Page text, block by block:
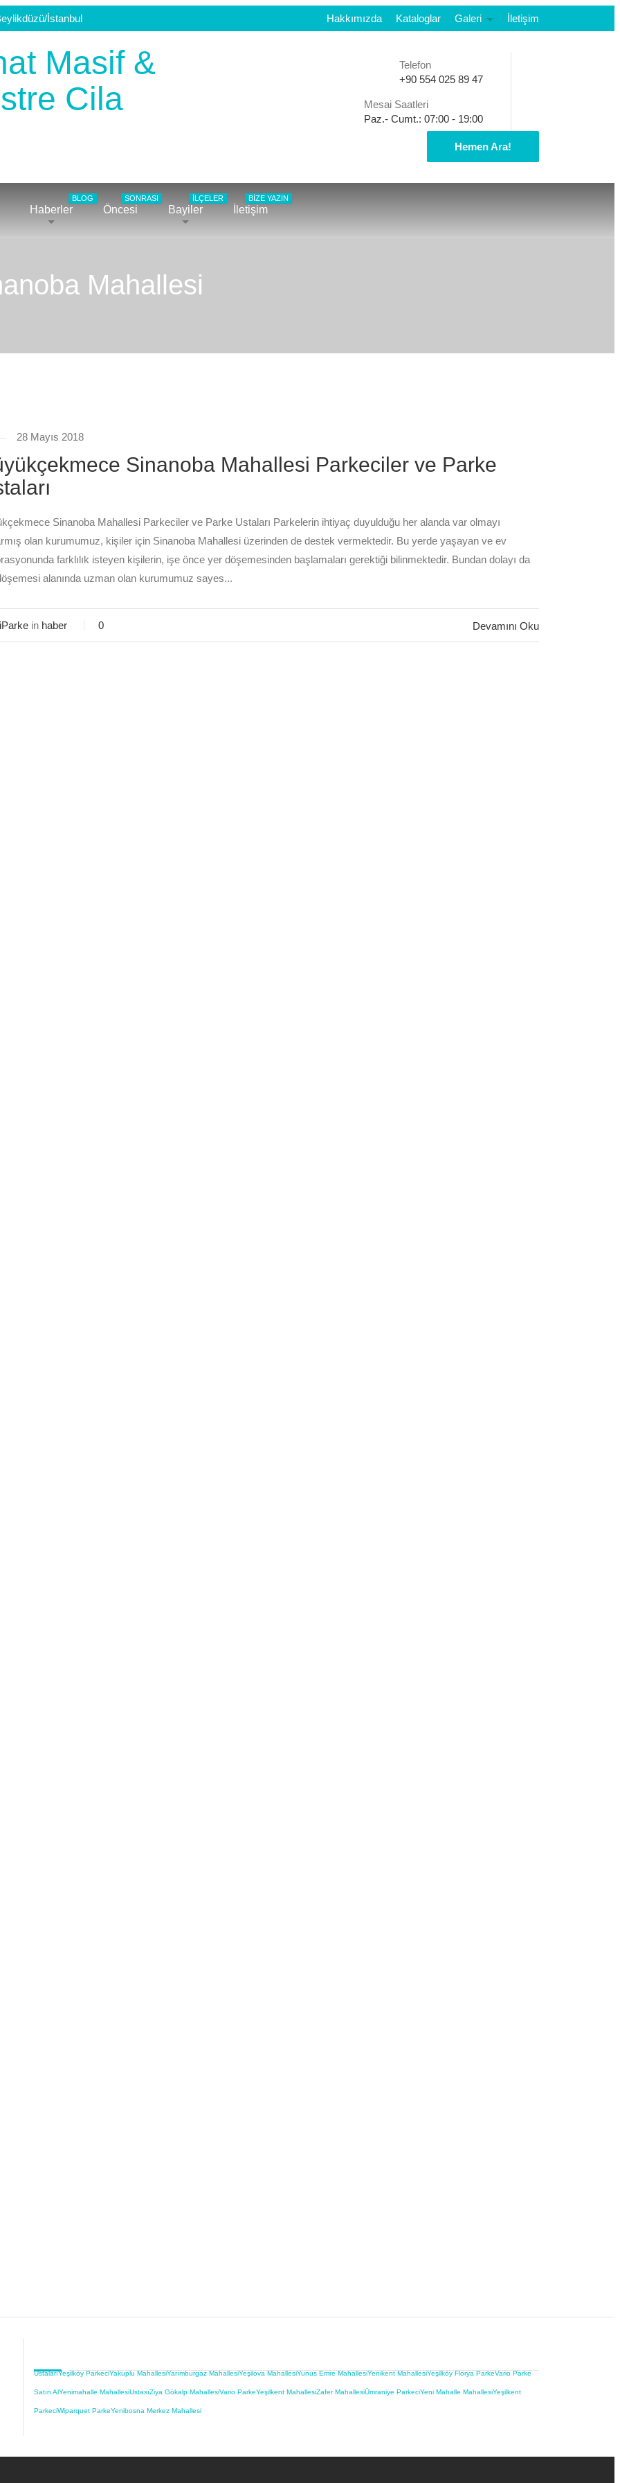
İstanbul Hakkımızda Kataloglar Galeri İletişim
Telefon
+90 554 025 89 47
Mesai Saatleri
Paz.- Cumt.: 07:00 - 19:00
Hemen Ara!
Haberler
BLOG
Öncesi
SONRASI
Bayiler
İLÇELER
İletişim
BIZE YAZIN
Mahallesi
28 Mayıs 2018
Sinanoba Mahallesi Parkeciler ve Parke
Sinanoba Mahallesi Parkeciler ve Parke Ustaları Parkelerin ihtiyaç duyulduğu her alanda var olmayı
olan kurumumuz, kişiler için Sinanoba Mahallesi üzerinden de destek vermektedir. Bu yerde yaşayan ve ev
farklılık isteyen kişilerin, işe önce yer döşemesinden başlamaları gerektiği bilinmektedir. Bundan dolayı da
alanında uzman olan kurumumuz sayes...
Devamını Oku
in haber 0
UstalarıYeşilköy ParkeciYakuplu MahallesiYarımburgaz MahallesiYeşilova MahallesiYunus Emre MahallesiYenikent MahallesiYeşilköy Florya ParkeVario Parke
Satın AlYenimahalle MahallesiUstasıZiya Gökalp MahallesiVario ParkeYeşilkent MahallesiZafer MahallesiÜmraniye ParkeciYeni Mahalle MahallesiYeşilkent
ParkeciWiparquet ParkeYenibosna Merkez Mahallesi